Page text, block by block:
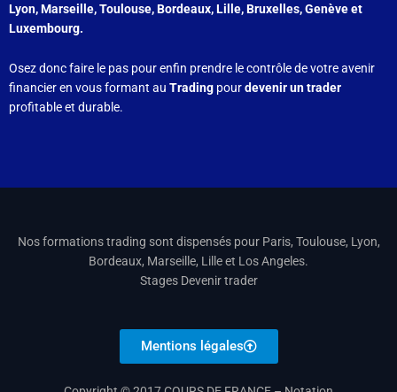
Lyon, Marseille, Toulouse, Bordeaux, Lille, Bruxelles, Genève et
Luxembourg.
Osez donc faire le pas pour enfin prendre le contrôle de votre avenir
financier en vous formant au Trading pourdevenir un trader
profitable et durable.
Nos formations trading sont dispensés pour Paris, Toulouse, Lyon,
Bordeaux, Marseille, Lille et Los Angeles.
Stages Devenir trader
Mentions légales